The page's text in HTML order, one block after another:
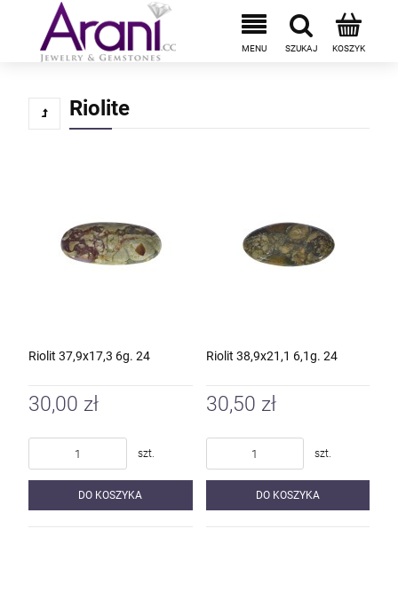
Riolite
Riolit 37,9x17,3 6g. 24
30,00 zł
szt.
DO KOSZYKA
Riolit 38,9x21,1 6,1g. 24
30,50 zł
szt.
DO KOSZYKA